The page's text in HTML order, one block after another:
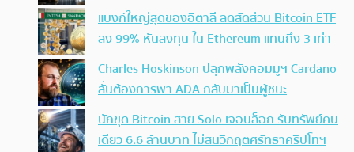
แบงก์ใหญ่สุดของอิตาลี ลดสัดส่วน Bitcoin ETF
ลง 99% หันลงทุน ใน Ethereum แทนถึง 3 เท่า
Charles Hoskinson ปลุกพลังคอมมูฯ Cardano
ลั่นต้องการพา ADA กลับมาเป็นผู้ชนะ
นักขุด Bitcoin สาย Solo เจอบล็อก รับทรัพย์คน
เดียว 6.6 ล้านบาท ไม่สนวิกฤตศรัทธาคริปโทฯ